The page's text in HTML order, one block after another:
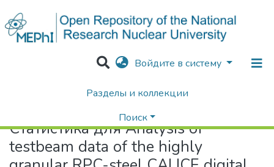
Войдите в систему
Разделы и коллекции
Поиск
Статистика
Статистика для Analysis of
testbeam data of the highly